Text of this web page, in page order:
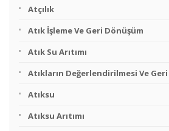
Atçılık
Atık İşleme Ve Geri Dönüşüm
Atık Su Arıtımı
Atıkların Değerlendirilmesi Ve Geri
Atıksu
Atıksu Arıtımı